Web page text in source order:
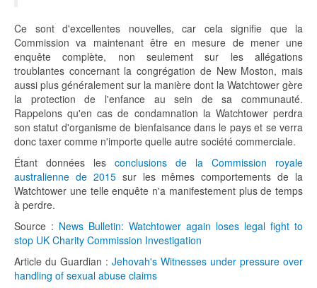
Ce sont d'excellentes nouvelles, car cela signifie que la
Commission va maintenant être en mesure de mener une
enquête complète, non seulement sur les allégations
troublantes concernant la congrégation de New Moston, mais
aussi plus généralement sur la manière dont la Watchtower gère
la protection de l'enfance au sein de sa communauté.
Rappelons qu'en cas de condamnation la Watchtower perdra
son statut d'organisme de bienfaisance dans le pays et se verra
donc taxer comme n'importe quelle autre société commerciale.
Étant données les conclusions de la Commission royale
australienne de 2015sur les mêmes comportements de la
Watchtower une telle enquête n'a manifestement plus de temps
à perdre.
Source : News Bulletin: Watchtower again loses legal fight to
stop UK Charity Commission Investigation
Article du Guardian : Jehovah's Witnesses under pressure over
handling of sexual abuse claims